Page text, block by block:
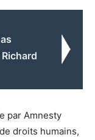
Richard
par Amnesty
droits humains,